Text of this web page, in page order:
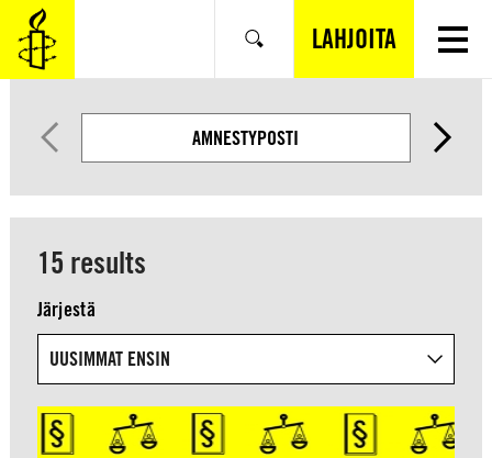
SIIRRY
VARSINAISEEN
SISÄLTÖÖN
Hae LAHJOITA
AMNESTYPOSTI
15 results
Järjestä